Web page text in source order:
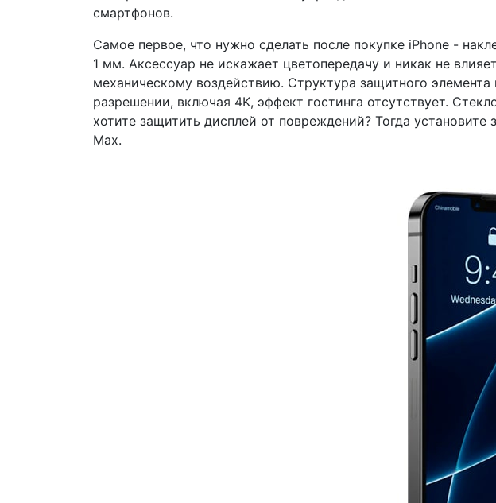
смартфонов.
Самое первое, что нужно сделать после покупке iPhone -
1 мм. Аксессуар не искажает цветопередачу и никак не
механическому воздействию. Структура защитного
разрешении, включая 4K, эффект гостинга отсутствует.
хотите защитить дисплей от повреждений? Тогда установите
Max.